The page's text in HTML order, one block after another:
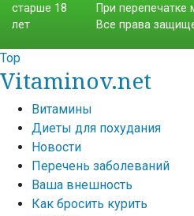
При перепечатке
Все права
Top
Vitaminov.net
Витамины
Диеты для похудания
Новости
Перечень заболеваний
Ваша внешность
Как бросить курить